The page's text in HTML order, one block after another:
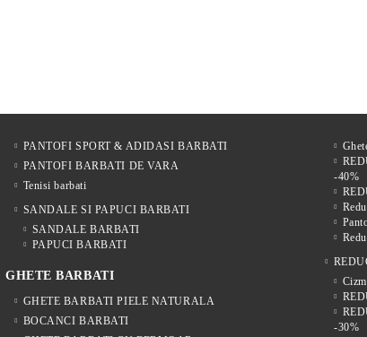
PANTOFI SPORT & ADIDASI BARBATI
PANTOFI BARBATI DE VARA
Tenisi barbati
SANDALE SI PAPUCI BARBATI
SANDALE BARBATI
PAPUCI BARBATI
GHETE BARBATI
GHETE BARBATI PIELE NATURALA
BOCANCI BARBATI
-40%
-30%